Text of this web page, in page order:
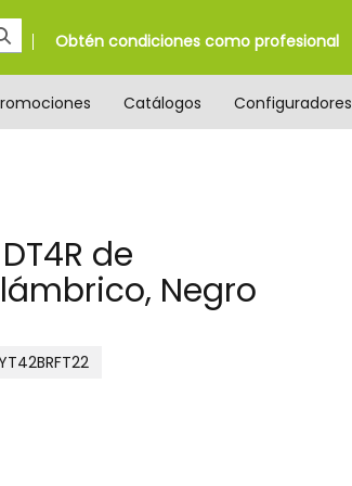
Obtén condiciones como profesional
Catálogos Configuradores
de
Negro